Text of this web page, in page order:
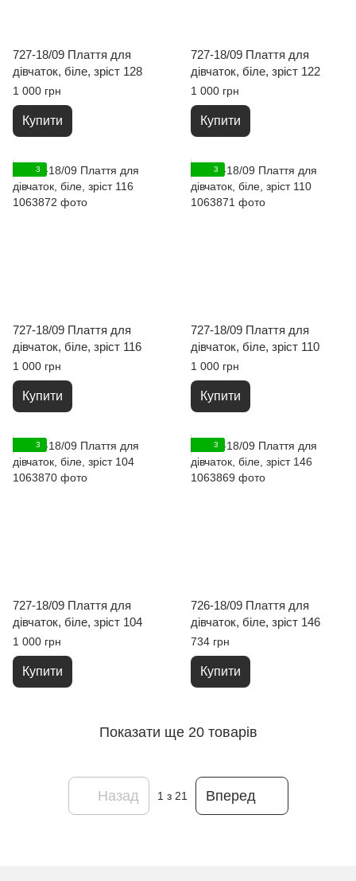
727-18/09 Плаття для
дівчаток, біле, зріст 128
1 000 грн
Купити
727-18/09 Плаття для
дівчаток, біле, зріст 122
1 000 грн
Купити
3
727-18/09 Плаття для
дівчаток, біле, зріст 116
1 000 грн
Купити
3
727-18/09 Плаття для
дівчаток, біле, зріст 110
1 000 грн
Купити
3
727-18/09 Плаття для
дівчаток, біле, зріст 104
1 000 грн
Купити
3
726-18/09 Плаття для
дівчаток, біле, зріст 146
734 грн
Купити
Показати ще 20 товарів
Назад 1 з 21 Вперед